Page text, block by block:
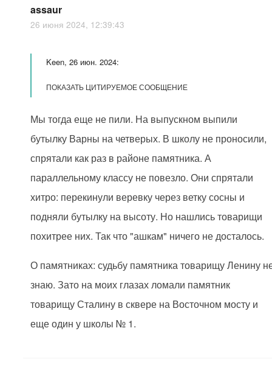
assaur
26 июня 2024, 12:39:43
Keen, 26 июн. 2024:
ПОКАЗАТЬ ЦИТИРУЕМОЕ СООБЩЕНИЕ
Мы тогда еще не пили. На выпускном выпили
бутылку Варны на четверых. В школу не проносили,
спрятали как раз в районе памятника. А
параллельному классу не повезло. Они спрятали
хитро: перекинули веревку через ветку сосны и
подняли бутылку на высоту. Но нашлись товарищи
похитрее них. Так что "ашкам" ничего не досталось.
О памятниках: судьбу памятника товарищу Ленину
знаю. Зато на моих глазах ломали памятник
товарищу Сталину в сквере на Восточном мосту и
еще один у школы № 1.